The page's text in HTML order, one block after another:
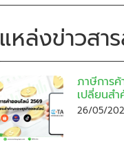
แหล่งข่าวสา
ภาษีการ
เปลี่ยนส
26/05/